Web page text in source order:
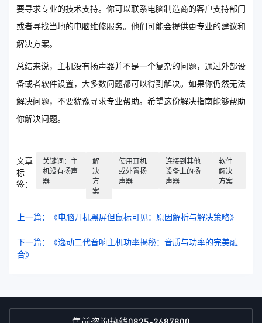
要寻求专业的技术支持。你可以联系电脑制造商的客户支持部门
或者寻找当地的电脑维修服务。他们可能会提供更专业的建议和
解决方案。
总结来说，主机没有扬声器并不是一个复杂的问题，通过外部设
备或者软件设置，大多数问题都可以得到解决。如果你仍然无法
解决问题，不要犹豫寻求专业帮助。希望这份解决指南能够帮助
你解决问题。
文章
标
签：
关键词：主
机没有扬声
器
解
决
方
案
使用耳机
或外置扬
声器
连接到其他
设备上的扬
声器
软件
解决
方案
上一篇：《电脑开机黑屏但鼠标可见：原因解析与解决策略》
下一篇：《逸动二代音响主机功率揭秘：音质与功率的完美融
合》